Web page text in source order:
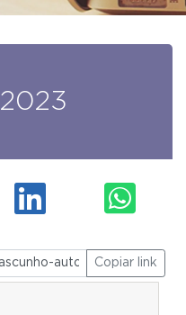
2023
Copiar link